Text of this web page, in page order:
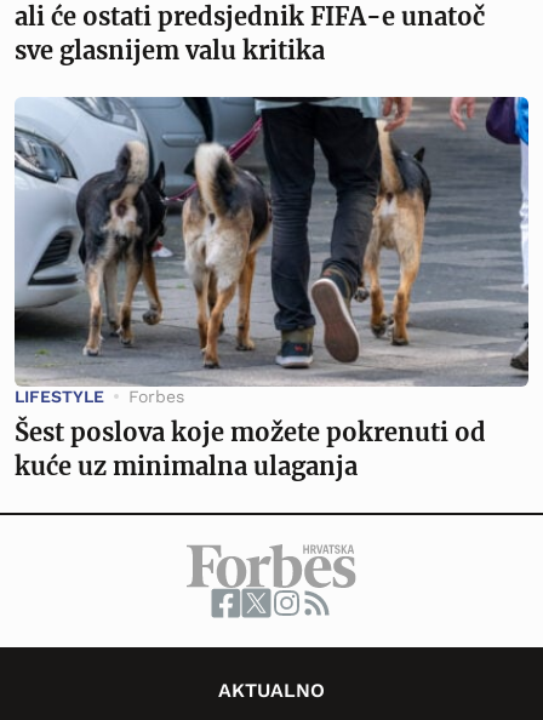
ali će ostati predsjednik FIFA-e unatoč
sve glasnijem valu kritika
LIFESTYLE Forbes
Šest poslova koje možete pokrenuti od
kuće uz minimalna ulaganja
AKTUALNO